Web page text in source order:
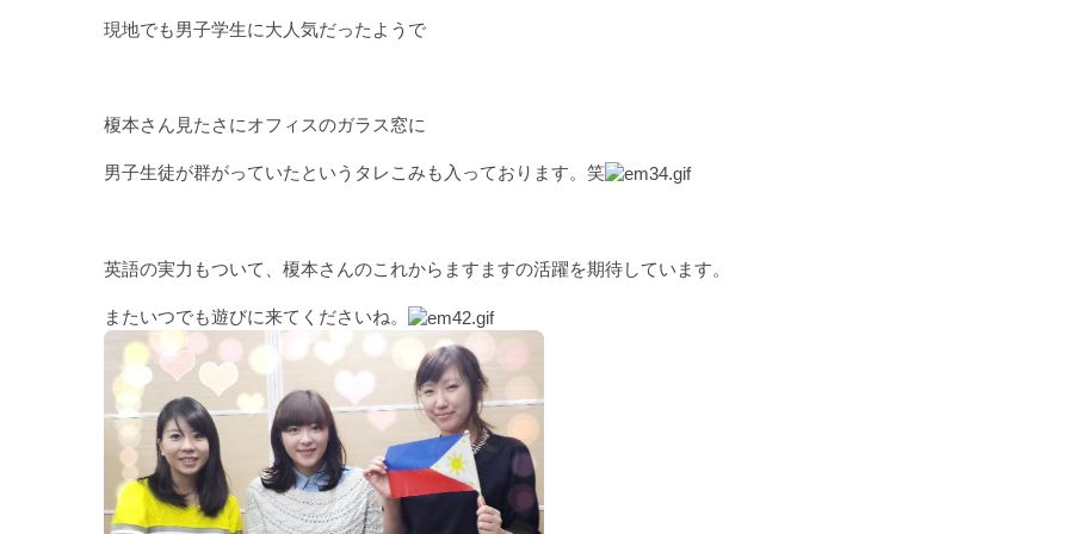
現地でも男子学生に大人気だったようで
榎本さん見たさにオフィスのガラス窓に
男子生徒が群がっていたというタレこみも入っております。笑
英語の実力もついて、榎本さんのこれからますますの活躍を期待しています。
またいつでも遊びに来てくださいね。